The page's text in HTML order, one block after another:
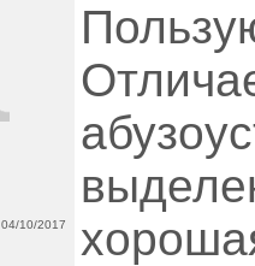
04/10/2017